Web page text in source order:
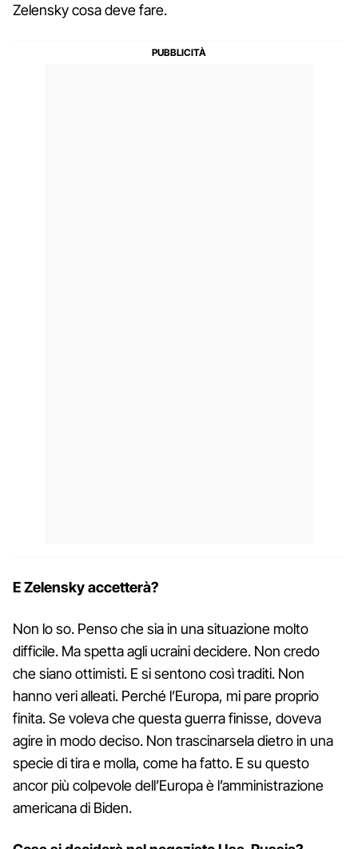
Zelensky cosa deve fare.
E Zelensky accetterà?
Non lo so. Penso che sia in una situazione molto
difficile. Ma spetta agli ucraini decidere. Non credo
che siano ottimisti. E si sentono così traditi. Non
hanno veri alleati. Perché l’Europa, mi pare proprio
finita. Se voleva che questa guerra finisse, doveva
agire in modo deciso. Non trascinarsela dietro in una
specie di tira e molla, come ha fatto. E su questo
ancor più colpevole dell’Europa è l’amministrazione
americana di Biden.